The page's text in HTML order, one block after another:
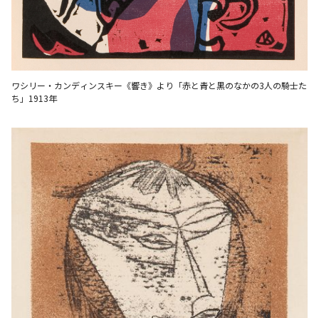
ワシリー・カンディンスキー《響き》より「赤と青と黒のなかの3人の騎士た
ち」1913年